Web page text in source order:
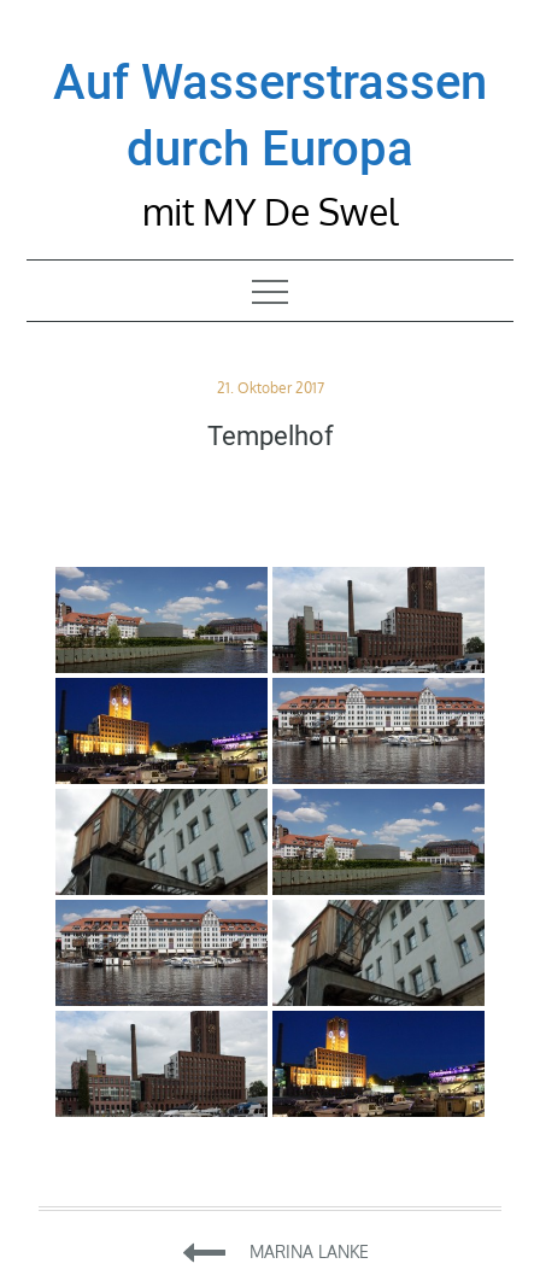
contentAuf Wasserstrassen
durch Europa
mit MY De Swel
Posted
21. Oktober 2017
Tempelhof
Beitragsnavigation
MARINA LANKE